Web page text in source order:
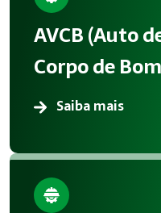
AVCB (Auto
Corpo de
Saiba mais